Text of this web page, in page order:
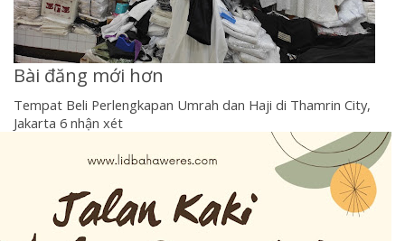
Bài đăng mới hơn
Tempat Beli Perlengkapan Umrah dan Haji di Thamrin City,
Jakarta 6 nhận xét